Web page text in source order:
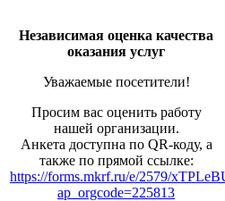
Независимая оценка качества
оказания услуг
Уважаемые посетители!
Просим вас оценить работу
нашей организации.
Анкета доступна по QR-коду, а
также по прямой ссылке:
https://forms.mkrf.ru/e/2579/
ap_orgcode=225813